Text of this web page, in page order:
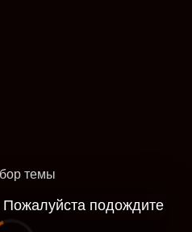
Пожалуйста подождите